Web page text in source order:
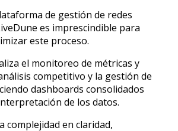
de gestión de redes
es imprescindible para
este proceso.
el monitoreo de métricas y
competitivo y la gestión de
dashboards consolidados
de los datos.
complejidad en claridad,